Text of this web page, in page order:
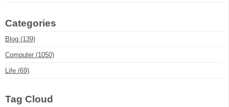
Categories
Blog (139)
Computer (1050)
Life (69)
Tag Cloud